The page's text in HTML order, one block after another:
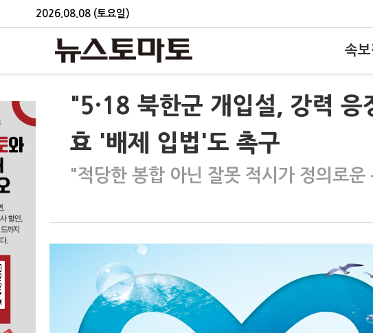
2026.08.08 (토요일)
속보
"5·18 북한군 개입설, 강력
효 '배제 입법'도 촉구
"적당한 봉합 아닌 잘못 적시가 정의로운